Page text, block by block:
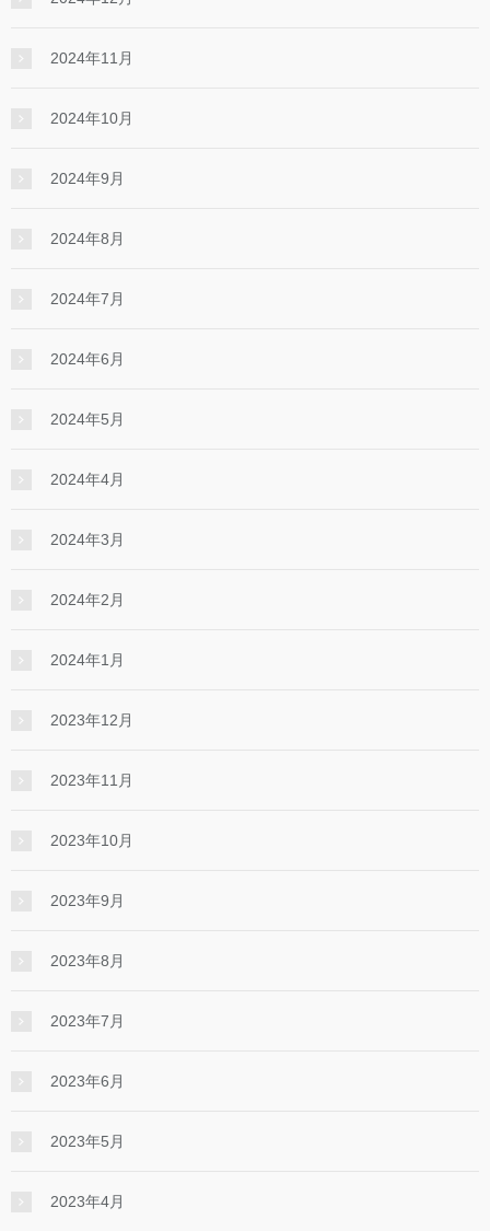
2024年11月
2024年10月
2024年9月
2024年8月
2024年7月
2024年6月
2024年5月
2024年4月
2024年3月
2024年2月
2024年1月
2023年12月
2023年11月
2023年10月
2023年9月
2023年8月
2023年7月
2023年6月
2023年5月
2023年4月